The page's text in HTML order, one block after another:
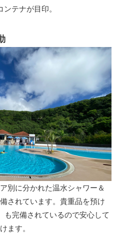
テナが目印。
別に分かれた温水シャワー＆
されています。貴重品を預け
も完備されているので安心して
ます。